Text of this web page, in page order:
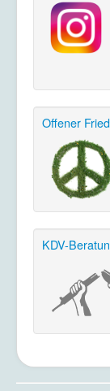
Offener
KDV-